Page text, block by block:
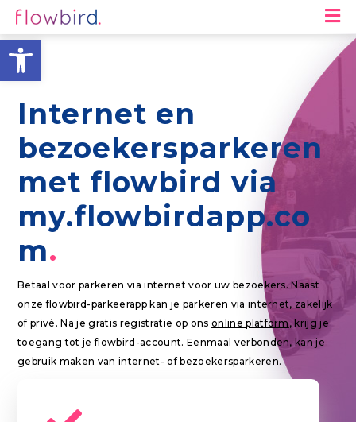
Toolbar openen
Internet en
bezoekersparkeren
met flowbird via
my.flowbirdapp.co
m
Betaal voor parkeren via internet voor uw bezoekers. Naast
onze flowbird-parkeerapp kan je parkeren via internet, zakelijk
of privé. Na je gratis registratie op ons online platform , krijg je
toegang tot je flowbird-account. Eenmaal verbonden, kan je
gebruik maken van internet- of bezoekersparkeren.